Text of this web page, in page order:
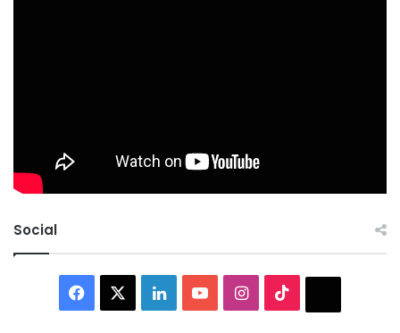
Social
Facebook LinkedInYouTubeInstagram